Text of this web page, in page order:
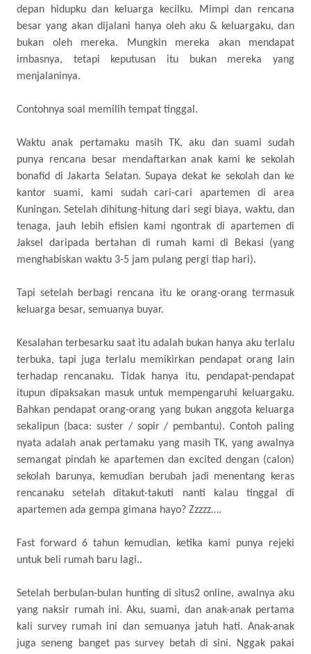
depan hidupku dan keluarga kecilku. Mimpi dan rencana
besar yang akan dijalani hanya oleh aku & keluargaku, dan
bukan oleh mereka. Mungkin mereka akan mendapat
imbasnya, tetapi keputusan itu bukan mereka yang
menjalaninya.
Contohnya soal memilih tempat tinggal.
Waktu anak pertamaku masih TK, aku dan suami sudah
punya rencana besar mendaftarkan anak kami ke sekolah
bonafid di Jakarta Selatan. Supaya dekat ke sekolah dan ke
kantor suami, kami sudah cari-cari apartemen di area
Kuningan. Setelah dihitung-hitung dari segi biaya, waktu, dan
tenaga, jauh lebih efisien kami ngontrak di apartemen di
Jaksel daripada bertahan di rumah kami di Bekasi (yang
menghabiskan waktu 3-5 jam pulang pergi tiap hari).
Tapi setelah berbagi rencana itu ke orang-orang termasuk
keluarga besar, semuanya buyar.
Kesalahan terbesarku saat itu adalah bukan hanya aku terlalu
terbuka, tapi juga terlalu memikirkan pendapat orang lain
terhadap rencanaku. Tidak hanya itu, pendapat-pendapat
itupun dipaksakan masuk untuk mempengaruhi keluargaku.
Bahkan pendapat orang-orang yang bukan anggota keluarga
sekalipun (baca: suster / sopir / pembantu). Contoh paling
nyata adalah anak pertamaku yang masih TK, yang awalnya
semangat pindah ke apartemen dan excited dengan (calon)
sekolah barunya, kemudian berubah jadi menentang keras
rencanaku setelah ditakut-takuti nanti kalau tinggal di
apartemen ada gempa gimana hayo? Zzzzz….
Fast forward 6 tahun kemudian, ketika kami punya rejeki
untuk beli rumah baru lagi..
Setelah berbulan-bulan hunting di situs2 online, awalnya aku
yang naksir rumah ini. Aku, suami, dan anak-anak pertama
kali survey rumah ini dan semuanya jatuh hati. Anak-anak
juga seneng banget pas survey betah di sini. Nggak pakai